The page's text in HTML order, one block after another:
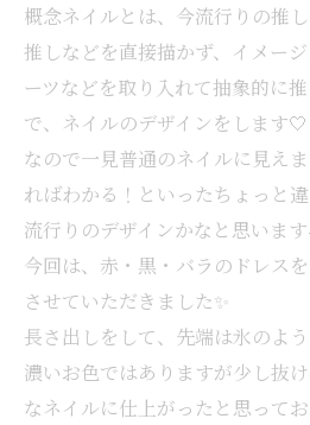
概念ネイルとは、今流行りの推し
推しなどを直接描かず、イメー
ーツなどを取り入れて抽象的に
で、ネイルのデザインをします‎🤍
なので一見普通のネイルに見え
ればわかる！といったちょっと
流行りのデザインかなと思いま
今回は、赤・黒・バラのドレス
させていただきました✨️
長さ出しをして、先端は氷のよう
濃いお色ではありますが少し抜
なネイルに仕上がったと思って